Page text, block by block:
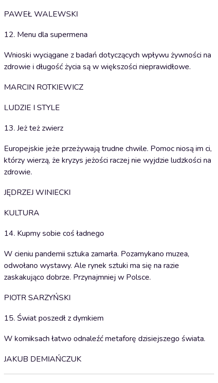
PAWEŁ WALEWSKI
12. Menu dla supermena
Wnioski wyciągane z badań dotyczących wpływu żywności na
zdrowie i długość życia są w większości nieprawidłowe.
MARCIN ROTKIEWICZ
LUDZIE I STYLE
13. Jeż też zwierz
Europejskie jeże przeżywają trudne chwile. Pomoc niosą im ci,
którzy wierzą, że kryzys jeżości raczej nie wyjdzie ludzkości na
zdrowie.
JĘDRZEJ WINIECKI
KULTURA
14. Kupmy sobie coś ładnego
W cieniu pandemii sztuka zamarła. Pozamykano muzea,
odwołano wystawy. Ale rynek sztuki ma się na razie
zaskakująco dobrze. Przynajmniej w Polsce.
PIOTR SARZYŃSKI
15. Świat poszedł z dymkiem
W komiksach łatwo odnaleźć metaforę dzisiejszego świata.
JAKUB DEMIAŃCZUK